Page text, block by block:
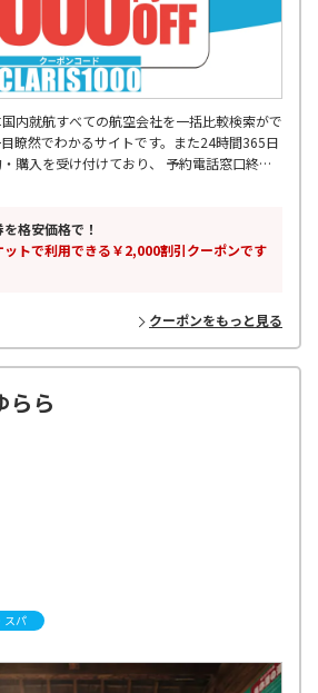
内就航すべての航空会社を一括比較検索がで
瞭然でわかるサイトです。また24時間365日
購入を受け付けており、 予約電話窓口終了
355日先の予約まででき、最大88%OFFの航
内格安航空券はリアルチケットにお任せくだ
格安価格で！
ットで利用できる￥2,000割引クーポンです
クーポンをもっと見る
らら
スパ